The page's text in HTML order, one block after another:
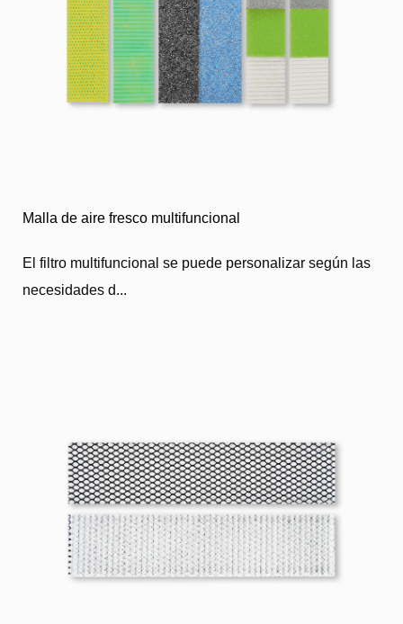
Malla de aire fresco multifuncional
El filtro multifuncional se puede personalizar según las
necesidades d...